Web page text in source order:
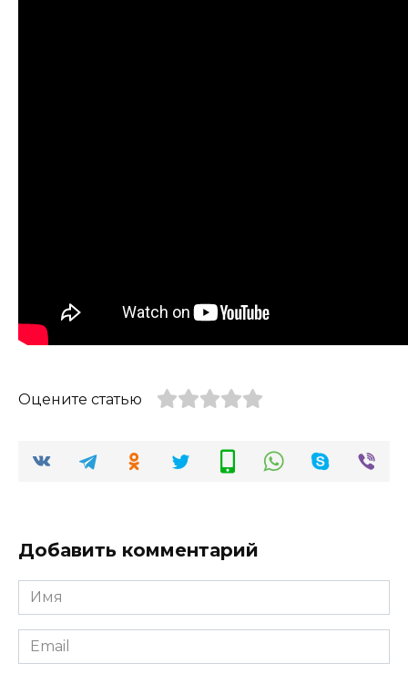
Оцените статью
Добавить комментарий
Имя
*
Email
*